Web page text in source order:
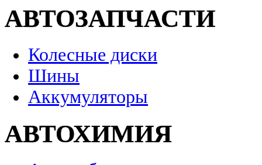
АВТОЗАПЧАСТИ
Колесные диски
Шины
Аккумуляторы
АВТОХИМИЯ